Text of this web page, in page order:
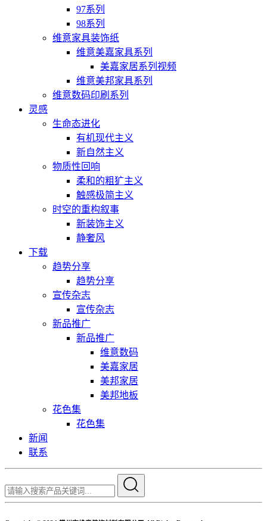
97系列
98系列
维意家具装饰纸
维意美嘉家具系列
美嘉家居系列视频
维意美邦家具系列
维意数码印刷系列
灵感
生命态进化
有机现代主义
新自然主义
物质性回响
柔和的粗犷主义
触感极简主义
时空的重构叙事
新装饰主义
静奢风
下载
趋势分享
趋势分享
宣传杂志
宣传杂志
新品推广
新品推广
维意数码
美嘉家居
美邦家居
美邦地板
花色集
花色集
新闻
联系